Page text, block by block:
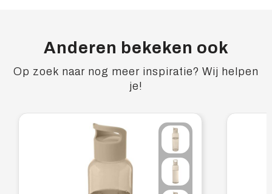
Anderen bekeken ook
Op zoek naar nog meer inspiratie? Wij helpen
je!